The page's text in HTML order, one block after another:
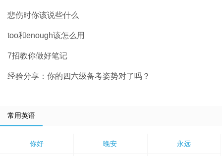
悲伤时你该说些什么
too和enough该怎么用
7招教你做好笔记
经验分享：你的四六级备考姿势对了吗？
常用英语
你好 晚安 永远